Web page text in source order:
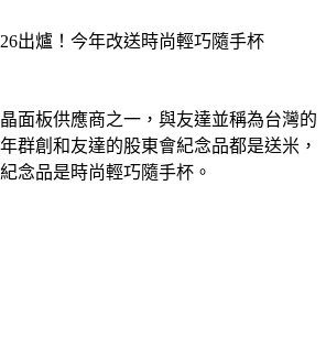
面板供應商之一，與友達並稱為台灣的
群創和友達的股東會紀念品都是送米，